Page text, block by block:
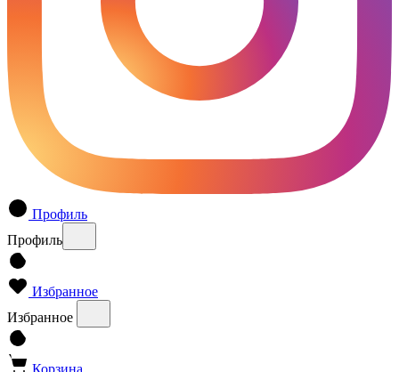
Профиль
Профиль
Избранное
Избранное